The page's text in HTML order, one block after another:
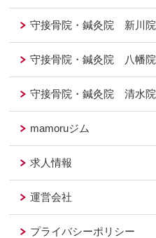
守接骨院・鍼灸院 新川院
守接骨院・鍼灸院 八幡院
守接骨院・鍼灸院 清水院
mamoruジム
求人情報
運営会社
プライバシーポリシー